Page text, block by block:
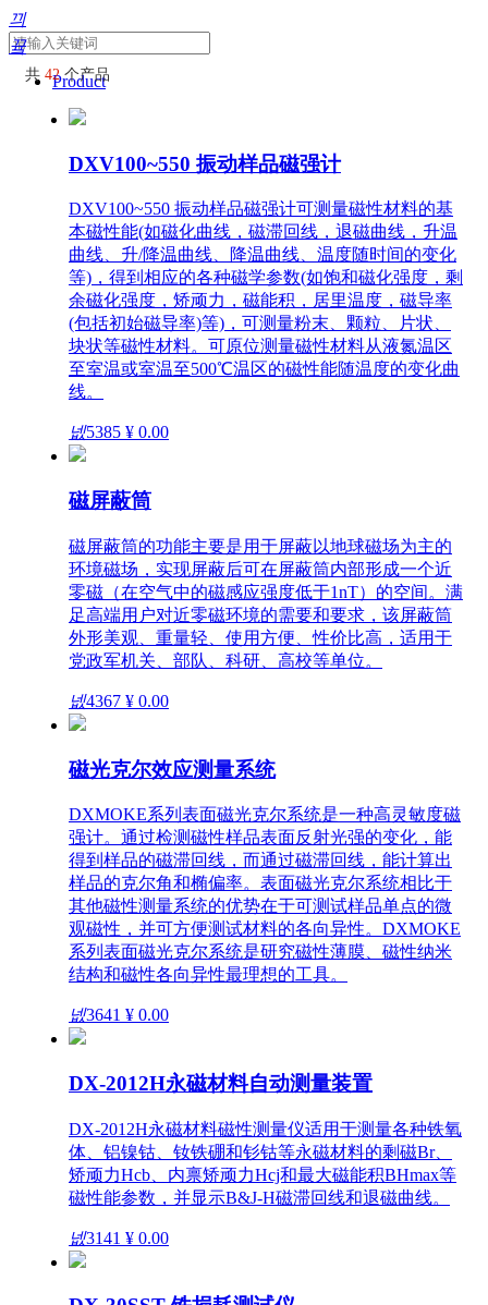
끠
Product
끀
共 42个产品
DXV100~550 振动样品磁强计
DXV100~550 振动样品磁强计可测量磁性材料的基
本磁性能(如磁化曲线，磁滞回线，退磁曲线，升温
曲线、升/降温曲线、降温曲线、温度随时间的变化
等)，得到相应的各种磁学参数(如饱和磁化强度，剩
余磁化强度，矫顽力，磁能积，居里温度，磁导率
(包括初始磁导率)等)，可测量粉末、颗粒、片状、
块状等磁性材料。可原位测量磁性材料从液氮温区
至室温或室温至500℃温区的磁性能随温度的变化曲
线。
넶5385 ¥ 0.00
磁屏蔽筒
磁屏蔽筒的功能主要是用于屏蔽以地球磁场为主的
环境磁场，实现屏蔽后可在屏蔽筒内部形成一个近
零磁（在空气中的磁感应强度低于1nT）的空间。满
足高端用户对近零磁环境的需要和要求，该屏蔽筒
外形美观、重量轻、使用方便、性价比高，适用于
党政军机关、部队、科研、高校等单位。
넶4367 ¥ 0.00
磁光克尔效应测量系统
DXMOKE系列表面磁光克尔系统是一种高灵敏度磁
强计。通过检测磁性样品表面反射光强的变化，能
得到样品的磁滞回线，而通过磁滞回线，能计算出
样品的克尔角和椭偏率。表面磁光克尔系统相比于
其他磁性测量系统的优势在于可测试样品单点的微
观磁性，并可方便测试材料的各向异性。DXMOKE
系列表面磁光克尔系统是研究磁性薄膜、磁性纳米
结构和磁性各向异性最理想的工具。
넶3641 ¥ 0.00
DX-2012H永磁材料自动测量装置
DX-2012H永磁材料磁性测量仪适用于测量各种铁氧
体、铝镍钴、钕铁硼和钐钴等永磁材料的剩磁Br、
矫顽力Hcb、内禀矫顽力Hcj和最大磁能积BHmax等
磁性能参数，并显示B&J-H磁滞回线和退磁曲线。
넶3141 ¥ 0.00